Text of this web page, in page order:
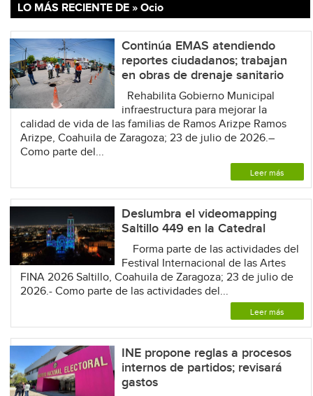
LO MÁS RECIENTE DE » Ocio
Continúa EMAS atendiendo
reportes ciudadanos; trabajan
en obras de drenaje sanitario
Rehabilita Gobierno Municipal
infraestructura para mejorar la
calidad de vida de las familias de Ramos Arizpe Ramos
Arizpe, Coahuila de Zaragoza; 23 de julio de 2026.–
Como parte del...
Leer más
Deslumbra el videomapping
Saltillo 449 en la Catedral
Forma parte de las actividades del
Festival Internacional de las Artes
FINA 2026 Saltillo, Coahuila de Zaragoza; 23 de julio de
2026.- Como parte de las actividades del...
Leer más
INE propone reglas a procesos
internos de partidos; revisará
gastos